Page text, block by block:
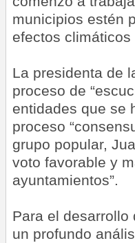
municipios estén
efectos
La presidenta de
proceso de
entidades que se
proceso
grupo popular,
voto favorable y
ayuntamientos”.
Para el desarrollo
un profundo